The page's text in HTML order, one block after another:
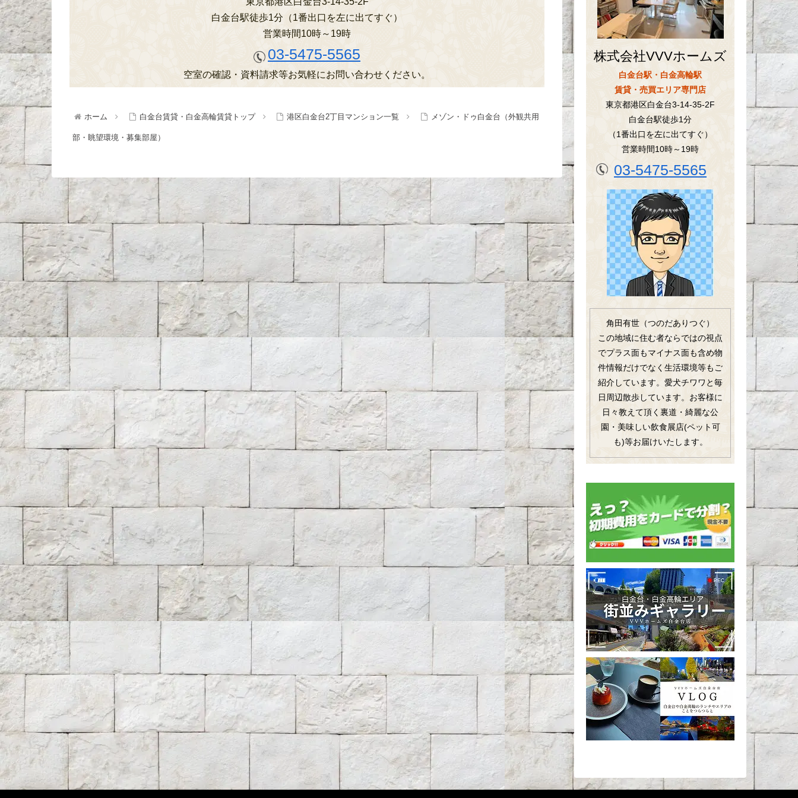
白金台駅徒歩1分（1番出口を左に出てすぐ）
営業時間10時～19時
03-5475-5565
空室の確認・資料請求等お気軽にお問い合わせください。
ホーム 白金台賃貸・白金高輪賃貸トップ 港区白金台2丁目マンション一覧 メゾン・ドゥ白金台（外観共用
部・眺望環境・募集部屋）
株式会社VVVホームズ
白金台駅・白金高輪駅
賃貸・売買エリア専門店
東京都港区白金台3-14-35-2F
白金台駅徒歩1分
（1番出口を左に出てすぐ）
営業時間10時～19時
03-5475-5565
角田有世（つのだありつぐ）
この地域に住む者ならではの視点
でプラス面もマイナス面も含め物
件情報だけでなく生活環境等もご
紹介しています。愛犬チワワと毎
日周辺散歩しています。お客様に
日々教えて頂く裏道・綺麗な公
園・美味しい飲食展店(ペット可
も)等お届けいたします。